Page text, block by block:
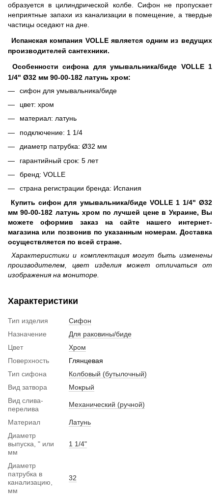
образуется в цилиндрической колбе. Сифон не пропускает
неприятные запахи из канализации в помещение, а твердые
частицы оседают на дне.
Испанская компания VOLLE является одним из ведущих
производителей сантехники.
Особенности сифона для умывальника/биде VOLLE 1
1/4" Ø32 мм 90-00-182 латунь хром:
сифон для умывальника/биде
цвет: хром
материал: латунь
подключение: 1 1/4
диаметр патрубка: Ø32 мм
гарантийный срок: 5 лет
бренд: VOLLE
страна регистрации бренда: Испания
Купить сифон для умывальника/биде VOLLE 1 1/4" Ø32
мм 90-00-182 латунь хром по лучшей цене в Украине, Вы
можете оформив заказ на сайте нашего интернет-
магазина или позвонив по указанным номерам. Доставка
осуществляется по всей стране.
Характеристики и комплектация могут быть изменены
производителем, цвет изделия может отличаться от
изображения на мониторе.
Характеристики
Тип изделия
Сифон
Назначение
Для раковины/биде
Цвет
Хром
Поверхность
Глянцевая
Тип сифона
Колбовый (бутылочный)
Вид затвора
Мокрый
Вид слива-
перелива
Механический (ручной)
Материал
Латунь
Диаметр
выпуска, " или
мм
1 1/4"
Диаметр
патрубка в
канализацию,
мм
32